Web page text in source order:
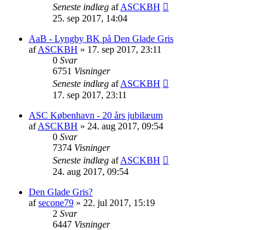
Seneste indlæg afASCKBH
25. sep 2017, 14:04
AaB - Lyngby BK på Den Glade Gris
afASCKBH » 17. sep 2017, 23:11
0 Svar
6751 Visninger
Seneste indlæg afASCKBH
17. sep 2017, 23:11
ASC København - 20 års jubilæum
afASCKBH » 24. aug 2017, 09:54
0 Svar
7374 Visninger
Seneste indlæg afASCKBH
24. aug 2017, 09:54
Den Glade Gris?
afsecone79 » 22. jul 2017, 15:19
2 Svar
6447 Visninger